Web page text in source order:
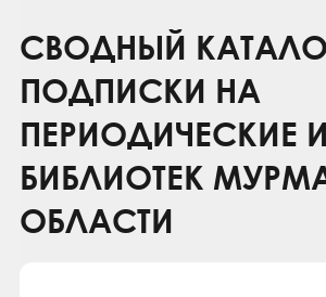
Коллегам
Контакты
СВОДНЫЙ
ПОДПИСКИ НА
ПЕРИОДИЧЕСКИЕ
БИБЛИОТЕК
ОБЛАСТИ